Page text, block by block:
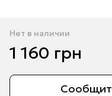
Нет в наличии
1 160 грн